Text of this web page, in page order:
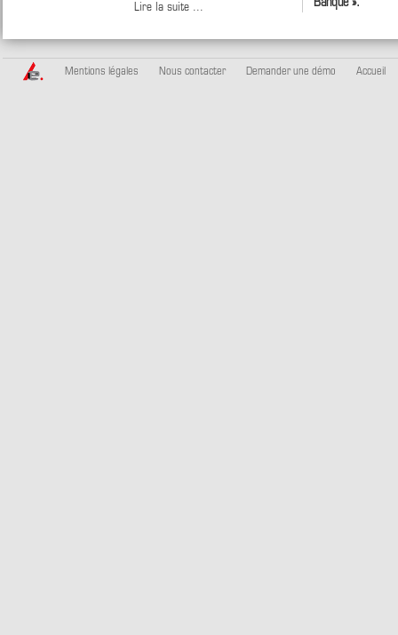
Lire la suite ...
Banque ».
Mentions légales Nous contacter Demander une démo Accueil